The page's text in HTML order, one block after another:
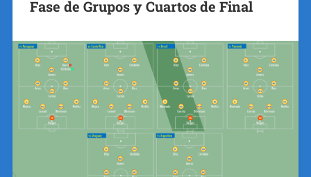
Fase de Grupos y Cuartos de Final